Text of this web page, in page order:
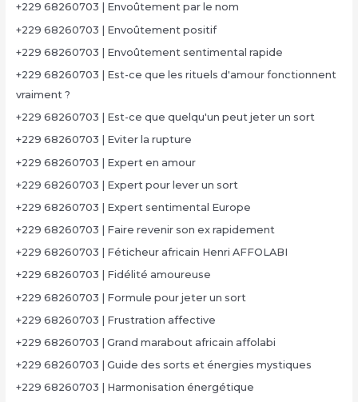
+229 68260703 | Envoûtement par le nom
+229 68260703 | Envoûtement positif
+229 68260703 | Envoûtement sentimental rapide
+229 68260703 | Est-ce que les rituels d'amour fonctionnent
vraiment ?
+229 68260703 | Est-ce que quelqu'un peut jeter un sort
+229 68260703 | Eviter la rupture
+229 68260703 | Expert en amour
+229 68260703 | Expert pour lever un sort
+229 68260703 | Expert sentimental Europe
+229 68260703 | Faire revenir son ex rapidement
+229 68260703 | Féticheur africain Henri AFFOLABI
+229 68260703 | Fidélité amoureuse
+229 68260703 | Formule pour jeter un sort
+229 68260703 | Frustration affective
+229 68260703 | Grand marabout africain affolabi
+229 68260703 | Guide des sorts et énergies mystiques
+229 68260703 | Harmonisation énergétique